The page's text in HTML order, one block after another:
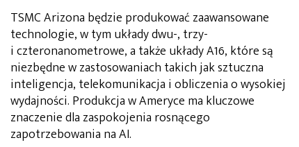
TSMC Arizona będzie produkować zaawansowane
technologie, w tym układy dwu-, trzy-
i czteronanometrowe, a także układy A16, które są
niezbędne w zastosowaniach takich jak sztuczna
inteligencja, telekomunikacja i obliczenia o wysokiej
wydajności. Produkcja w Ameryce ma kluczowe
znaczenie dla zaspokojenia rosnącego
zapotrzebowania na AI.